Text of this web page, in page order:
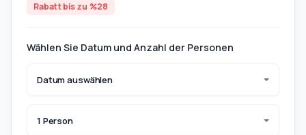
Rabatt bis zu %28
Wählen Sie Datum und Anzahl der Personen
Datum auswählen
1 Person